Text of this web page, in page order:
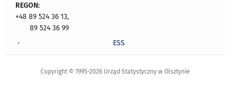
REGON:
+48 89 524 36 13,
89 524 36 99
ESS
Copyright © 1995-2026 Urząd Statystyczny w Olsztynie